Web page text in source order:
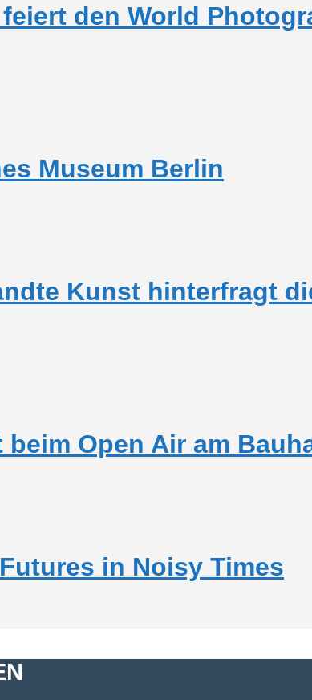
den World
Museum Berlin
Kunst hinterfragt
Open Air am
in Noisy Times